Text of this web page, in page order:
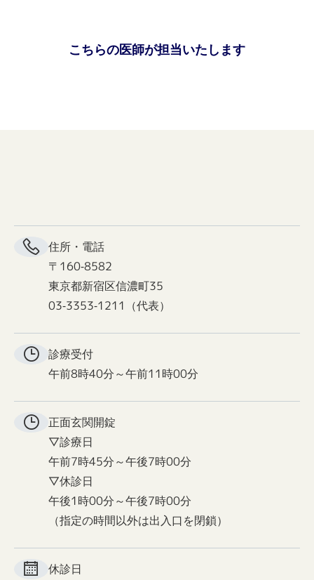
こちらの医師が担当いたします
住所・電話
〒160-8582
東京都新宿区信濃町35
03-3353-1211（代表）
診療受付
午前8時40分～午前11時00分
正面玄関開錠
▽診療日
午前7時45分～午後7時00分
▽休診日
午後1時00分～午後7時00分
（指定の時間以外は出入口を閉鎖）
休診日